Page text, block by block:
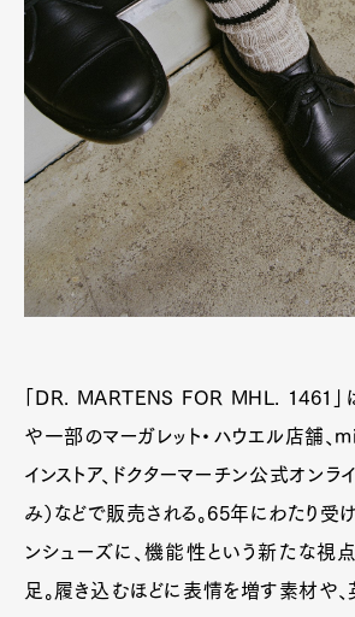
「DR. MARTENS FOR MHL. 1461」
や一部のマーガレット・ハウエル店舗
インストア、ドクターマーチン公式オンラ
み）などで販売される。65年にわたり受
ンシューズに、機能性という新たな視
足。履き込むほどに表情を増す素材や